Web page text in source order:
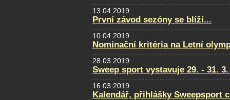
13.04.2019
První závod sezóny se blíží...
10.04.2019
Nominační kritéria na Letní
28.03.2019
Sweep sport vystavuje 29. - 31.
16.03.2019
Kalendář, přihlášky Sweepsport